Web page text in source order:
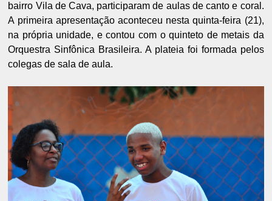
bairro Vila de Cava, participaram de aulas de canto e coral.
A primeira apresentação aconteceu nesta quinta-feira (21),
na própria unidade, e contou com o quinteto de metais da
Orquestra Sinfônica Brasileira. A plateia foi formada pelos
colegas de sala de aula.